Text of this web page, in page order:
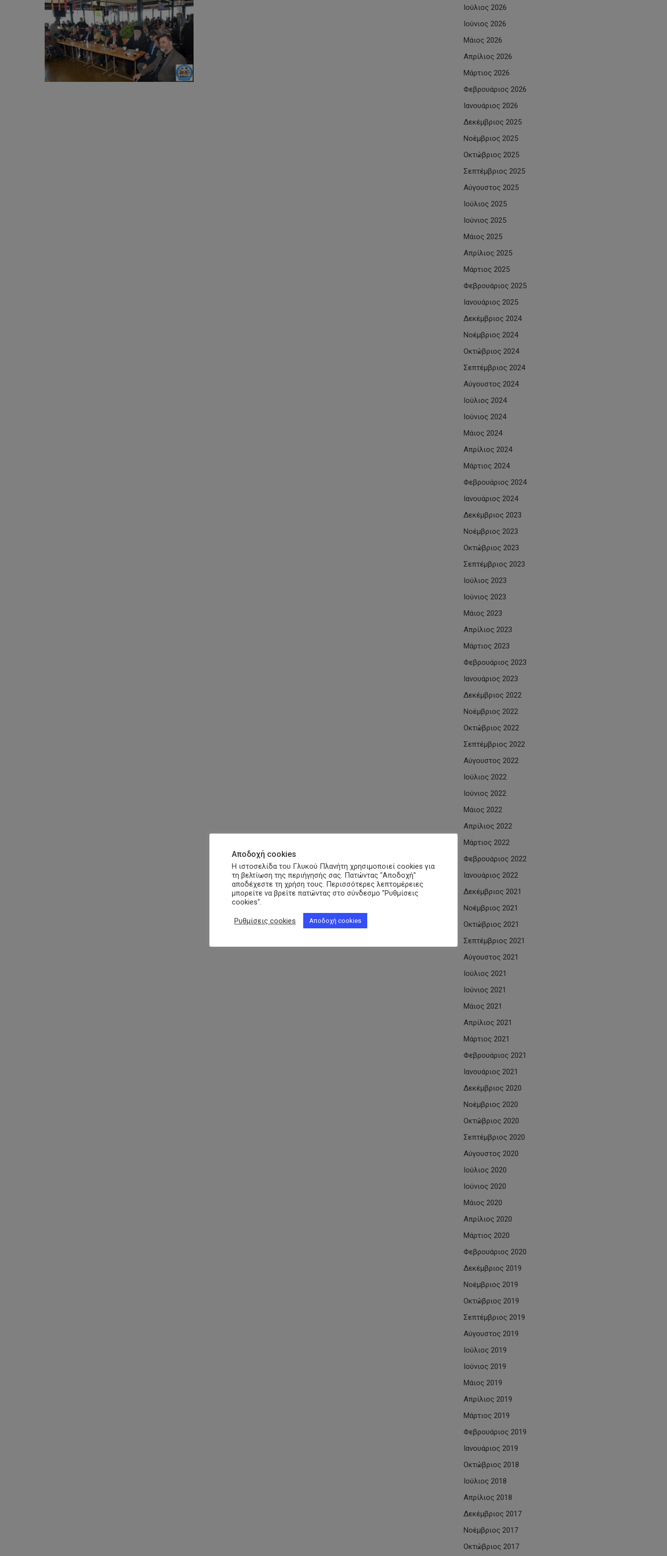
Ιούλιος 2026
Ιούνιος 2026
Μάιος 2026
Απρίλιος 2026
Μάρτιος 2026
Φεβρουάριος 2026
Ιανουάριος 2026
Δεκέμβριος 2025
Νοέμβριος 2025
Οκτώβριος 2025
Σεπτέμβριος 2025
Αύγουστος 2025
Ιούλιος 2025
Ιούνιος 2025
Μάιος 2025
Απρίλιος 2025
Μάρτιος 2025
Φεβρουάριος 2025
Ιανουάριος 2025
Δεκέμβριος 2024
Νοέμβριος 2024
Οκτώβριος 2024
Σεπτέμβριος 2024
Αύγουστος 2024
Ιούλιος 2024
Ιούνιος 2024
Μάιος 2024
Απρίλιος 2024
Μάρτιος 2024
Φεβρουάριος 2024
Ιανουάριος 2024
Δεκέμβριος 2023
Νοέμβριος 2023
Οκτώβριος 2023
Σεπτέμβριος 2023
Ιούλιος 2023
Ιούνιος 2023
Μάιος 2023
Απρίλιος 2023
Μάρτιος 2023
Φεβρουάριος 2023
Ιανουάριος 2023
Δεκέμβριος 2022
Νοέμβριος 2022
Οκτώβριος 2022
Σεπτέμβριος 2022
Αύγουστος 2022
Ιούλιος 2022
Ιούνιος 2022
Μάιος 2022
Απρίλιος 2022
Μάρτιος 2022
Φεβρουάριος 2022
Ιανουάριος 2022
Δεκέμβριος 2021
Νοέμβριος 2021
Οκτώβριος 2021
Σεπτέμβριος 2021
Αύγουστος 2021
Ιούλιος 2021
Ιούνιος 2021
Μάιος 2021
Απρίλιος 2021
Μάρτιος 2021
Φεβρουάριος 2021
Ιανουάριος 2021
Δεκέμβριος 2020
Νοέμβριος 2020
Οκτώβριος 2020
Σεπτέμβριος 2020
Αύγουστος 2020
Ιούλιος 2020
Ιούνιος 2020
Μάιος 2020
Απρίλιος 2020
Μάρτιος 2020
Φεβρουάριος 2020
Δεκέμβριος 2019
Νοέμβριος 2019
Οκτώβριος 2019
Σεπτέμβριος 2019
Αύγουστος 2019
Ιούλιος 2019
Ιούνιος 2019
Μάιος 2019
Απρίλιος 2019
Μάρτιος 2019
Φεβρουάριος 2019
Ιανουάριος 2019
Οκτώβριος 2018
Ιούλιος 2018
Απρίλιος 2018
Δεκέμβριος 2017
Νοέμβριος 2017
Οκτώβριος 2017
Αποδοχή cookies
Η ιστοσελίδα του Γλυκού Πλανήτη χρησιμοποιεί cookies για
τη βελτίωση της περιήγησής σας. Πατώντας "Αποδοχή"
αποδέχεστε τη χρήση τους. Περισσότερες λεπτομέρειες
μπορείτε να βρείτε πατώντας στο σύνδεσμο "Ρυθμίσεις
cookies".
Ρυθμίσεις cookies Αποδοχή cookies